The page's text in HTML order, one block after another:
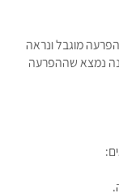
הידע על ההפרעה מוגבל ונראה
נמצא שההפרעה